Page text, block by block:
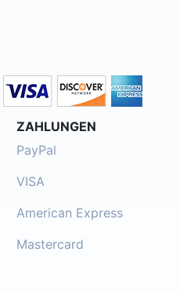
ZAHLUNGEN
PayPal
VISA
American Express
Mastercard